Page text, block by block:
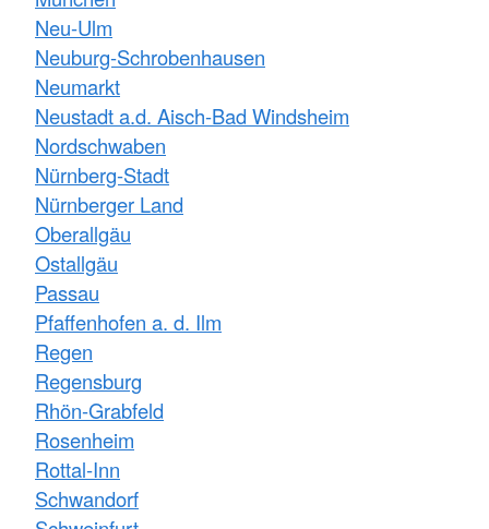
Neu-Ulm
Neuburg-Schrobenhausen
Neumarkt
Neustadt a.d. Aisch-Bad Windsheim
Nordschwaben
Nürnberg-Stadt
Nürnberger Land
Oberallgäu
Ostallgäu
Passau
Pfaffenhofen a. d. Ilm
Regen
Regensburg
Rhön-Grabfeld
Rosenheim
Rottal-Inn
Schwandorf